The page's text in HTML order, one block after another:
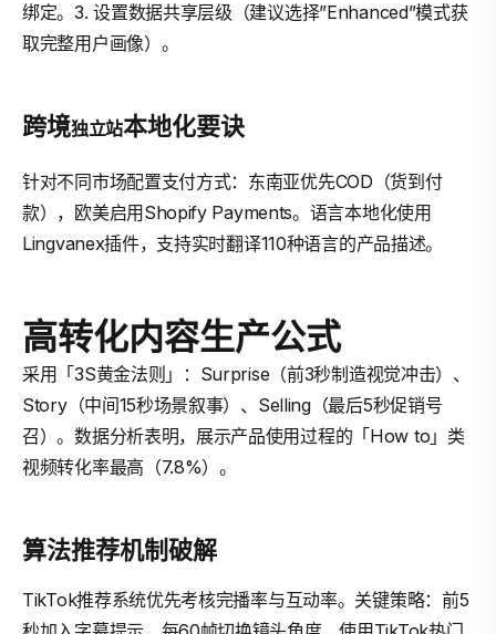
绑定。3. 设置数据共享层级（建议选择”Enhanced”模式获
取完整用户画像）。
跨境独立站本地化要诀
针对不同市场配置支付方式：东南亚优先COD（货到付
款），欧美启用Shopify Payments。语言本地化使用
Lingvanex插件，支持实时翻译110种语言的产品描述。
高转化内容生产公式
采用「3S黄金法则」：Surprise（前3秒制造视觉冲击）、
Story（中间15秒场景叙事）、Selling（最后5秒促销号
召）。数据分析表明，展示产品使用过程的「How to」类
视频转化率最高（7.8%）。
算法推荐机制破解
TikTok推荐系统优先考核完播率与互动率。关键策略：前5